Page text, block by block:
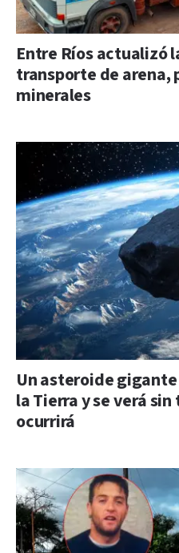
Entre Ríos actualizó
transporte de arena,
minerales
Un asteroide
la Tierra y se verá
ocurrirá